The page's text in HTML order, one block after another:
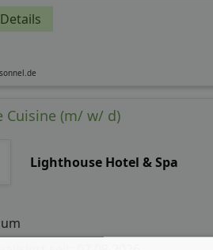
Cuisine (m/ w/ d)
Lighthouse Hotel & Spa